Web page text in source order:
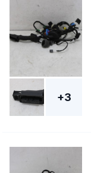
+3